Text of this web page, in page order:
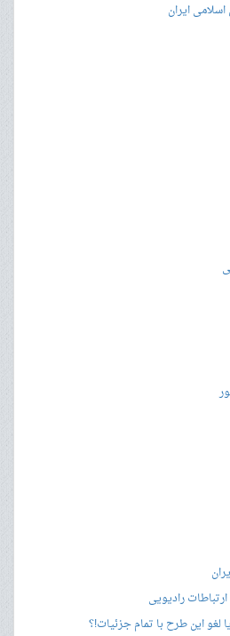
ایران
رادیویی
این طرح با تمام جزئیات!؟